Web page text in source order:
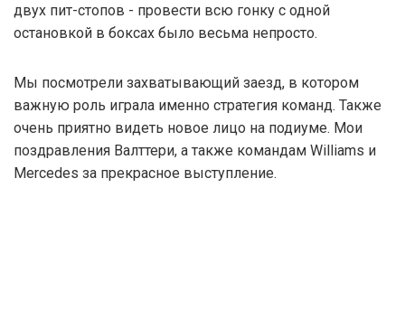
двух пит-стопов - провести всю гонку с одной
остановкой в боксах было весьма непросто.
Мы посмотрели захватывающий заезд, в котором
важную роль играла именно стратегия команд. Также
очень приятно видеть новое лицо на подиуме. Мои
поздравления Валттери, а также командам Williams и
Mercedes за прекрасное выступление.